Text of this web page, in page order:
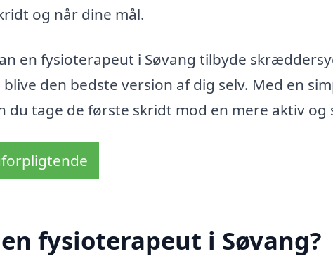
og når dine mål.
en fysioterapeut i Søvang tilbyde
den bedste version af dig selv. Med en
du tage de første skridt mod en mere aktiv
fysioterapeut i Søvang?